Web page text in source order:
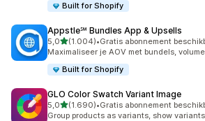
Built for Shopify
Appstle℠ Bundles App & Upsells
5,0van 5 sterren
(1.004)
1004 recensies in totaal
•Gratis abonnement
Maximaliseer je AOV met bundels,
Built for Shopify
GLO Color Swatch Variant Image
5,0van 5 sterren
(1.690)
1690 recensies in totaal
•Gratis abonnement
Group products as variants, show